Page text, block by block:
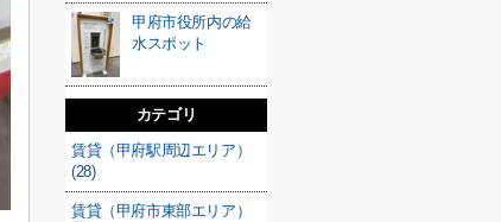
甲府市役所内の給
水スポット
カテゴリ
賃貸（甲府駅周辺エリア）
(28)
賃貸（甲府市東部エリア）